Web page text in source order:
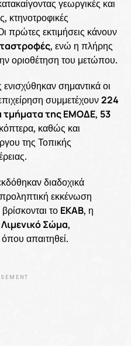
γεωργικές και
κτηνοτροφικές
πρώτες εκτιμήσεις κάνουν
, ενώ η πλήρης
οριοθέτηση του μετώπου.
σημαντικά οι
συμμετέχουν224
τμήματα της ΕΜΟΔΕ, 53
καθώς και
της Τοπικής
διαδοχικά
εκκένωση
το ΕΚΑΒ, η
Λιμενικό Σώμα,
απαιτηθεί.